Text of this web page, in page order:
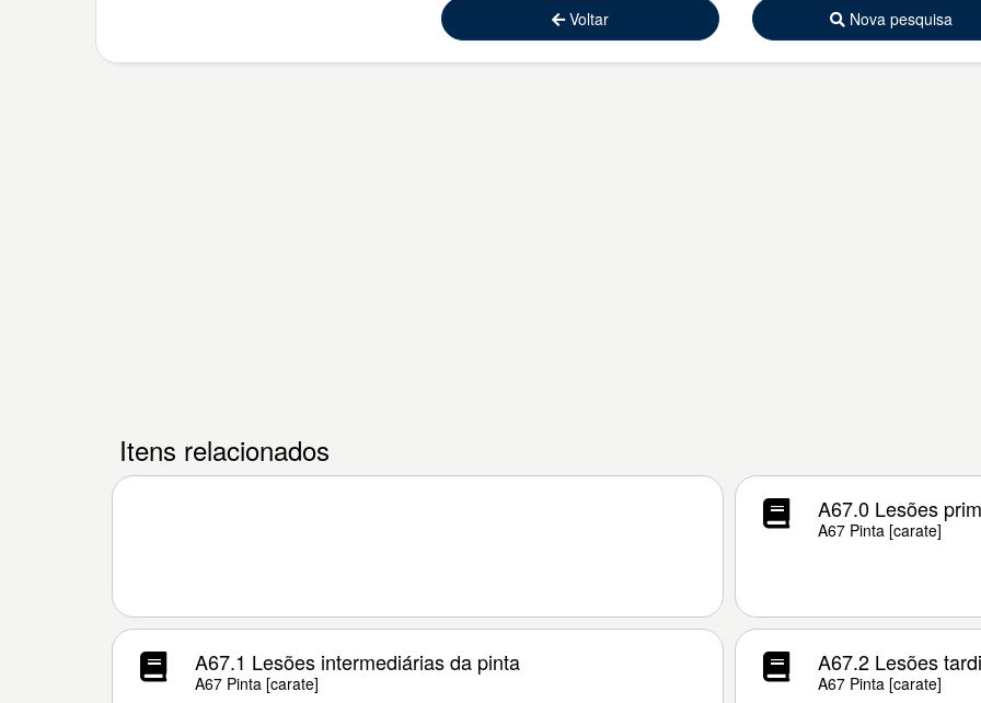
Voltar Nova pesquisa
Itens relacionados
A67.0 Lesões
A67 Pinta [carate]
A67.1 Lesões intermediárias da pinta
A67 Pinta [carate]
A67.2 Lesões
A67 Pinta [carate]